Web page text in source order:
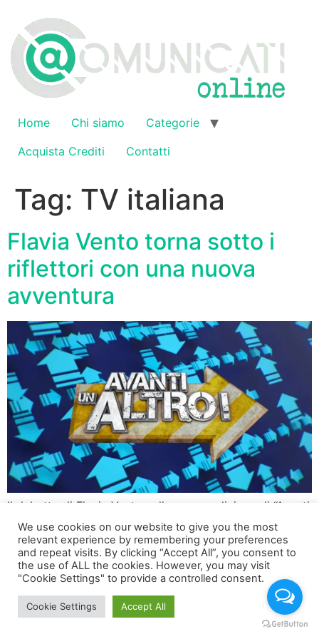
contenuto
Home Chi siamo
Categorie
Acquista Crediti
Contatti
Tag: TV italiana
Flavia Vento torna sotto i
riflettori con una nuova
avventura
Il debutto di Flavia Vento nella nuova edizione di “Avanti
Un Altro” Flavia Vento torna a far parlare di sé, questa
volta con un ruolo che promette di stupire tutti. A
partire da lunedì, la celebre showgirl e attrice farà il suo
ingresso nella nuova edizione di Avanti un altro, il
We use cookies on our website to give you the most
relevant experience by remembering your preferences
and repeat visits. By clicking “Accept All”, you consent to
the use of ALL the cookies. However, you may visit
"Cookie Settings" to provide a controlled consent.
Cookie Settings Accept All